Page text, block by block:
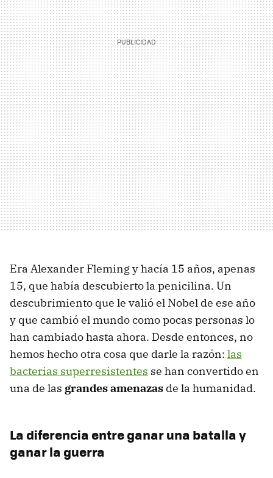
Era Alexander Fleming y hacía 15 años, apenas
15, que había descubierto la penicilina. Un
descubrimiento que le valió el Nobel de ese año
y que cambió el mundo como pocas personas lo
han cambiado hasta ahora. Desde entonces, no
hemos hecho otra cosa que darle la razón: las
bacterias superresistentes se han convertido en
una de las grandes amenazas de la humanidad.
La diferencia entre ganar una batalla y
ganar la guerra